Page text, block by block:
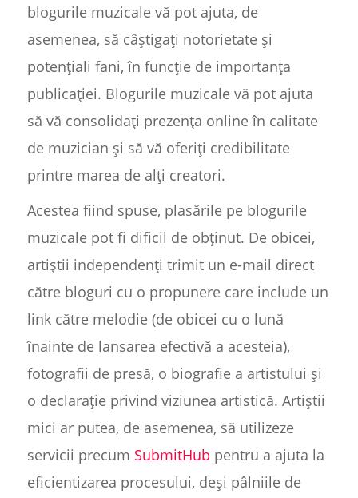
blogurile muzicale vă pot ajuta, de
asemenea, să câștigați notorietate și
potențiali fani, în funcție de importanța
publicației. Blogurile muzicale vă pot ajuta
să vă consolidați prezența online în calitate
de muzician și să vă oferiți credibilitate
printre marea de alți creatori.
Acestea fiind spuse, plasările pe blogurile
muzicale pot fi dificil de obținut. De obicei,
artiștii independenți trimit un e-mail direct
către bloguri cu o propunere care include un
link către melodie (de obicei cu o lună
înainte de lansarea efectivă a acesteia),
fotografii de presă, o biografie a artistului și
o declarație privind viziunea artistică. Artiștii
mici ar putea, de asemenea, să utilizeze
servicii precum SubmitHub pentru a ajuta la
eficientizarea procesului, deși pâlniile de